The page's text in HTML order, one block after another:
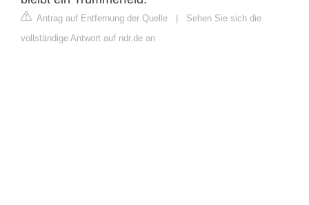
Antrag auf Entfernung der Quelle | Sehen Sie sich die
vollständige Antwort auf ndr.de an